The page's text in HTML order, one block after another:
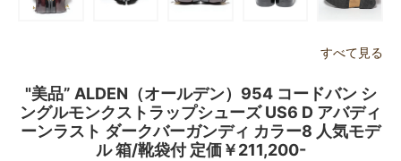
すべて見る
"美品” ALDEN（オールデン）954 コードバン シ
ングルモンクストラップシューズ US6 D アバディ
ーンラスト ダークバーガンディ カラー8 人気モデ
ル 箱/靴袋付 定価￥211,200-